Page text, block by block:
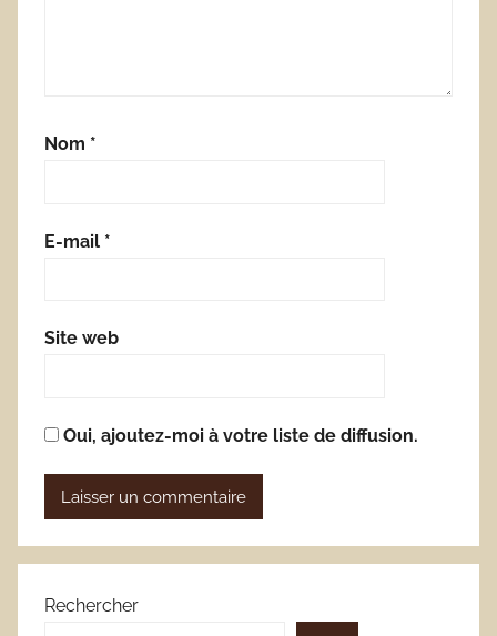
Nom *
E-mail *
Site web
Oui, ajoutez-moi à votre liste de diffusion.
Rechercher